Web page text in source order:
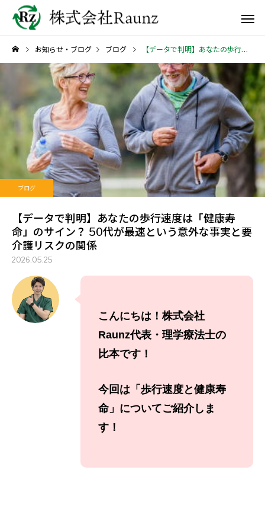
お知らせ・ブログ ブログ 【データで判明】あなたの歩行速度は「健康寿命」のサイン？ 50代が最速という意外な事実と要介護リスクの関係
ブログ
【データで判明】あなたの歩行速度は「健康寿
命」のサイン？ 50代が最速という意外な事実と要
介護リスクの関係
2026.05.25
こんにちは！株式会社
Raunz代表・理学療法士の
比本です！
今回は「歩行速度と健康寿
命」についてご紹介しま
す！